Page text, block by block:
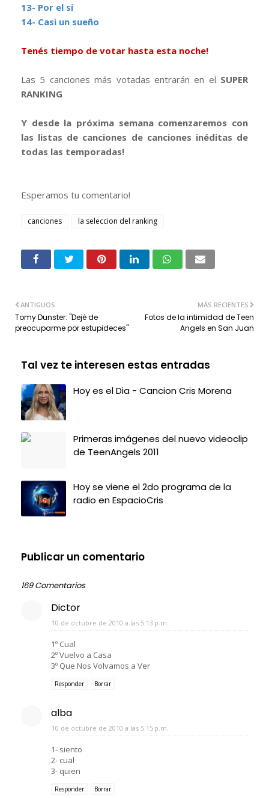
13- Por el si
14- Casi un sueño
Tenés tiempo de votar hasta esta noche!
Las 5 canciones más votadas entrarán en el SUPER
RANKING
Y desde la próxima semana comenzaremos con
las listas de canciones de canciones inéditas de
todas las temporadas!
Esperamos tu comentario!
canciones la seleccion del ranking
MÁS RECIENTES
Fotos de la intimidad de Teen
Angels en San Juan
ANTIGUOS
Tomy Dunster: "Dejé de
preocuparme por estupideces"
Tal vez te interesen estas entradas
Hoy es el Dia - Cancion Cris Morena
Primeras imágenes del nuevo videoclip
de TeenAngels 2011
Hoy se viene el 2do programa de la
radio en EspacioCris
Publicar un comentario
169 Comentarios
Dictor
10 de octubre de 2010 a las 5:13 p.m.
1º Cual
2º Vuelvo a Casa
3º Que Nos Volvamos a Ver
Responder Borrar
alba
10 de octubre de 2010 a las 5:15 p.m.
1- siento
2- cual
3- quien
Responder Borrar